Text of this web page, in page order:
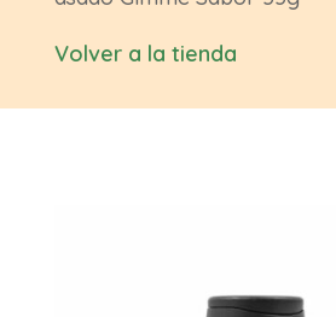
Volver a la tienda